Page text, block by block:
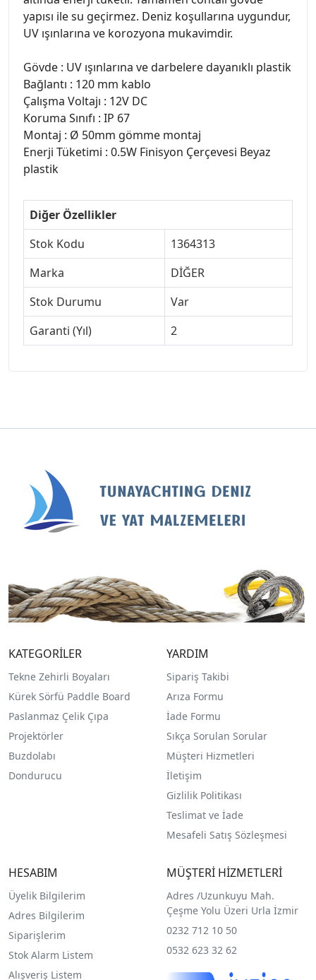
yapısı ile su geçirmez. Deniz koşullarına uygundur,
UV ışınlarına ve korozyona mukavimdir.
Gövde : UV ışınlarına ve darbelere dayanıklı plastik
Bağlantı : 120 mm kablo
Çalışma Voltajı : 12V DC
Koruma Sınıfı : IP 67
Montaj : Ø 50mm gömme montaj
Enerji Tüketimi : 0.5W Finisyon Çerçevesi Beyaz
plastik
Diğer Özellikler
Stok Kodu
1364313
Marka
DİĞER
Stok Durumu
Var
Garanti (Yıl)
2
KATEGORİLER
Tekne Zehirli Boyaları
Kürek Sörfü Paddle Board
Paslanmaz Çelik Çıpa
Projektörler
Buzdolabı
Dondurucu
YARDIM
Sipariş Takibi
Arıza Formu
İade Formu
Sıkça Sorulan Sorular
Müşteri Hizmetleri
İletişim
Gizlilik Politikası
Teslimat ve İade
Mesafeli Satış Sözleşmesi
HESABIM
Üyelik Bilgilerim
Adres Bilgilerim
Siparişlerim
Stok Alarm Listem
Alışveriş Listem
MÜŞTERİ HİZMETLERİ
Adres /Uzunkuyu Mah.
Çeşme Yolu Üzeri Urla İzmir
0232 712 10 50
0532 623 32 62